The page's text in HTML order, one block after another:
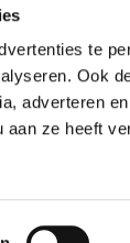
te
Ook
adverteren
ze heeft